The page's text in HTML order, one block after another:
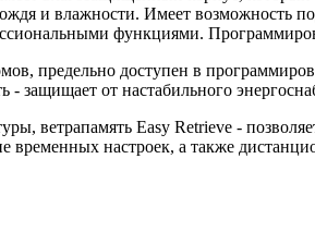
и влажности. Имеет возможность
функциями.
предельно доступен в
от настабильного
ветрапамять Easy Retrieve -
временных настроек, а также